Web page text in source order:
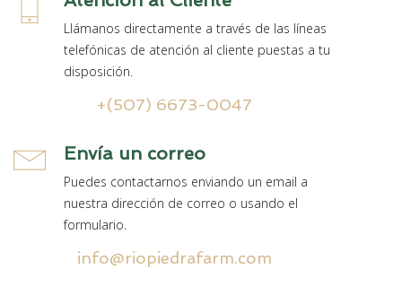
Llámanos directamente a través de las líneas
telefónicas de atención al cliente puestas a tu
disposición.
+(507) 6673-0047
Envía un correo
Puedes contactarnos enviando un email a
nuestra dirección de correo o usando el
formulario.
info@riopiedrafarm.com